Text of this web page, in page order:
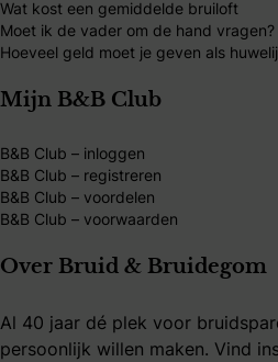
Wat kost een gemiddelde bruiloft
Moet ik de vader om de hand vragen?
Hoeveel geld moet je geven als
Mijn B&B Club
B&B Club – inloggen
B&B Club – registreren
B&B Club – voordelen
B&B Club – voorwaarden
Over Bruid & Bruidegom
Al 40 jaar dé plek voor
persoonlijk willen maken. Vind